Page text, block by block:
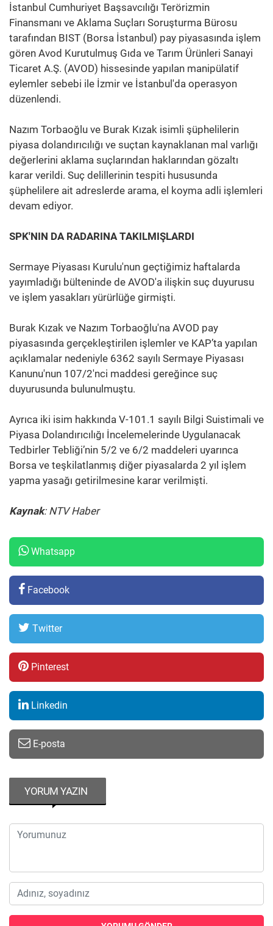
İstanbul Cumhuriyet Başsavcılığı Terörizmin
Finansmanı ve Aklama Suçları Soruşturma Bürosu
tarafından BIST (Borsa İstanbul) pay piyasasında işlem
gören Avod Kurutulmuş Gıda ve Tarım Ürünleri Sanayi
Ticaret A.Ş. (AVOD) hissesinde yapılan manipülatif
eylemler sebebi ile İzmir ve İstanbul'da operasyon
düzenlendi.
Nazım Torbaoğlu ve Burak Kızak isimli şüphelilerin
piyasa dolandırıcılığı ve suçtan kaynaklanan mal varlığı
değerlerini aklama suçlarından haklarından gözaltı
karar verildi. Suç delillerinin tespiti hususunda
şüphelilere ait adreslerde arama, el koyma adli işlemleri
devam ediyor.
SPK'NIN DA RADARINA TAKILMIŞLARDI
Sermaye Piyasası Kurulu'nun geçtiğimiz haftalarda
yayımladığı bülteninde de AVOD'a ilişkin suç duyurusu
ve işlem yasakları yürürlüğe girmişti.
Burak Kızak ve Nazım Torbaoğlu'na AVOD pay
piyasasında gerçekleştirilen işlemler ve KAP’ta yapılan
açıklamalar nedeniyle 6362 sayılı Sermaye Piyasası
Kanunu'nun 107/2'nci maddesi gereğince suç
duyurusunda bulunulmuştu.
Ayrıca iki isim hakkında V-101.1 sayılı Bilgi Suistimali ve
Piyasa Dolandırıcılığı İncelemelerinde Uygulanacak
Tedbirler Tebliği’nin 5/2 ve 6/2 maddeleri uyarınca
Borsa ve teşkilatlanmış diğer piyasalarda 2 yıl işlem
yapma yasağı getirilmesine karar verilmişti.
Kaynak: NTV Haber
Whatsapp
Facebook
Twitter
Pinterest
Linkedin
E-posta
YORUM YAZIN